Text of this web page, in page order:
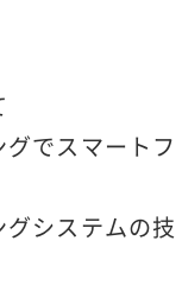
でスマートフ
グシステムの技